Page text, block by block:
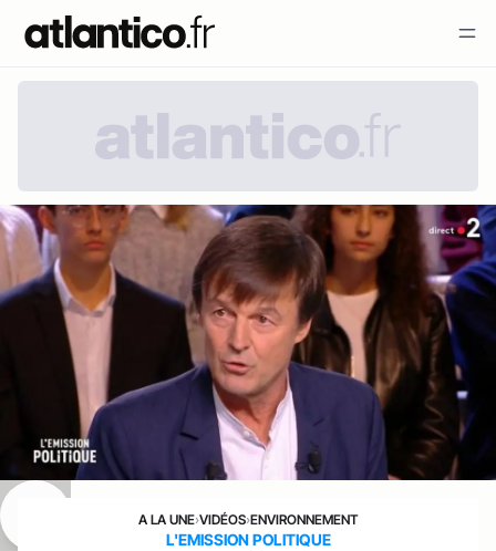
A LA UNE›VIDÉOS›ENVIRONNEMENT
L'EMISSION POLITIQUE